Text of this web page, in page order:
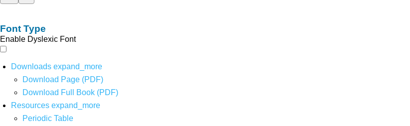
Font Type
Enable Dyslexic Font
Downloads expand_more
Download Page (PDF)
Download Full Book (PDF)
Resources expand_more
Periodic Table